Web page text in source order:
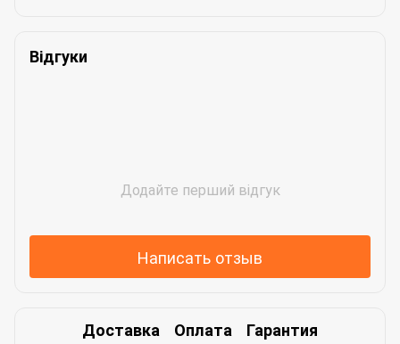
Відгуки
Додайте перший відгук
Написать отзыв
Доставка Оплата Гарантия